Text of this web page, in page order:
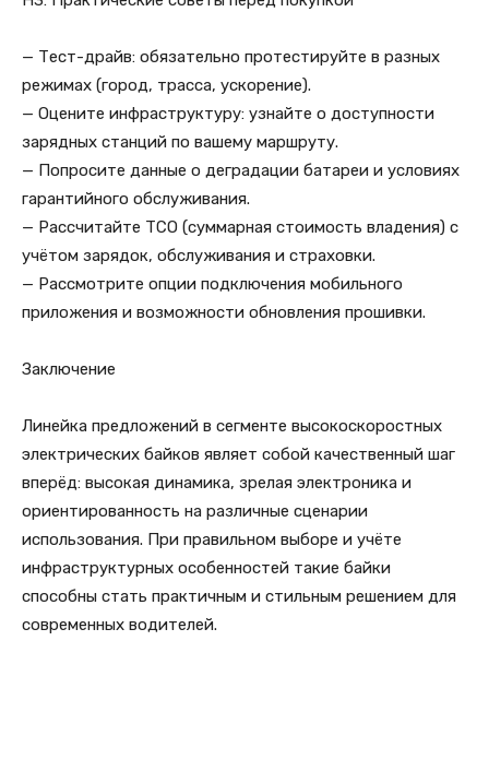
— Тест-драйв: обязательно протестируйте в разных
режимах (город, трасса, ускорение).
— Оцените инфраструктуру: узнайте о доступности
зарядных станций по вашему маршруту.
— Попросите данные о деградации батареи и условиях
гарантийного обслуживания.
— Рассчитайте TCO (суммарная стоимость владения) с
учётом зарядок, обслуживания и страховки.
— Рассмотрите опции подключения мобильного
приложения и возможности обновления прошивки.
Заключение
Линейка предложений в сегменте высокоскоростных
электрических байков являет собой качественный шаг
вперёд: высокая динамика, зрелая электроника и
ориентированность на различные сценарии
использования. При правильном выборе и учёте
инфраструктурных особенностей такие байки
способны стать практичным и стильным решением для
современных водителей.